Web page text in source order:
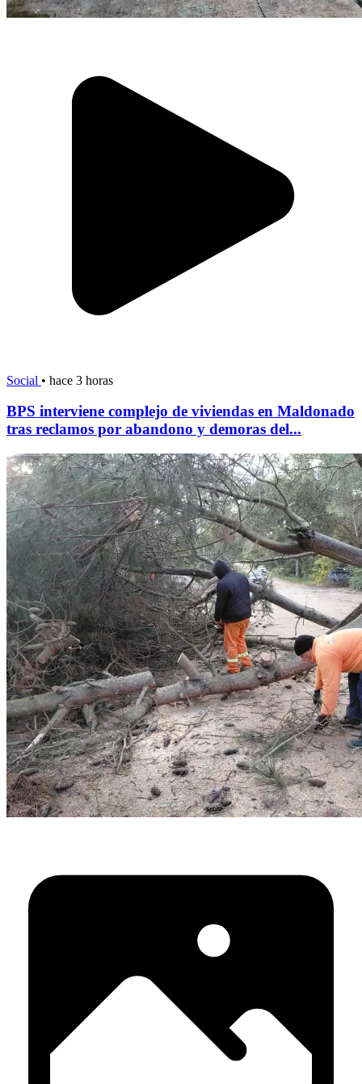
Social • hace 3 horas
BPS interviene complejo de viviendas en Maldonado
tras reclamos por abandono y demoras del...